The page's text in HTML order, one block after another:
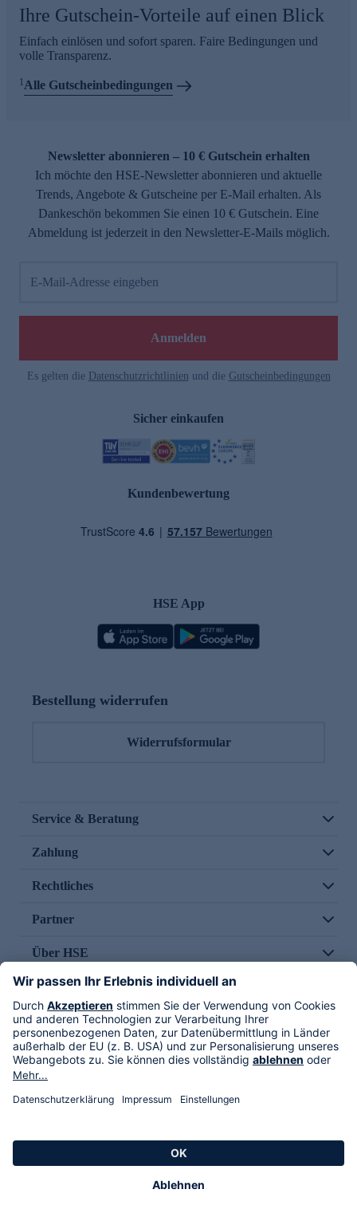
Ihre Gutschein-Vorteile auf einen Blick
Einfach einlösen und sofort sparen. Faire Bedingungen und
volle Transparenz.
1Alle Gutscheinbedingungen
Newsletter abonnieren – 10 € Gutschein erhalten
Ich möchte den HSE-Newsletter abonnieren und aktuelle
Trends, Angebote & Gutscheine per E-Mail erhalten. Als
Dankeschön bekommen Sie einen 10 € Gutschein. Eine
Abmeldung ist jederzeit in den Newsletter-E-Mails möglich.
E-Mail-Adresse eingeben
Anmelden
Es gelten die Datenschutzrichtlinien und die Gutscheinbedingungen
Sicher einkaufen
Kundenbewertung
HSE App
Bestellung widerrufen
Widerrufsformular
Service & Beratung
Zahlung
Rechtliches
Partner
Über HSE
Im TV
HSE International